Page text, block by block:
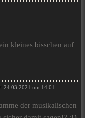
kleines bisschen auf
24.03.2021 um 14:01
der musikalischen